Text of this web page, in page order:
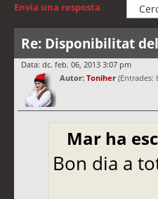
Envia una resposta
Re: Disponibilitat
Data: dc. feb. 06, 2013 3:07 pm
Autor: Toniher (Entrades:
Mar ha
Bon dia a